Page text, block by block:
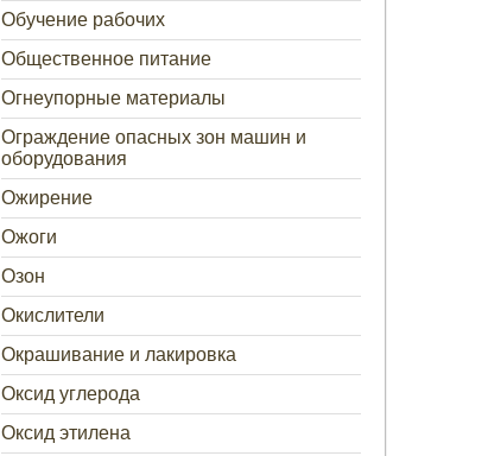
Обучение рабочих
Общественное питание
Огнеупорные материалы
Ограждение опасных зон машин и
оборудования
Ожирение
Ожоги
Озон
Окислители
Окрашивание и лакировка
Оксид углерода
Оксид этилена